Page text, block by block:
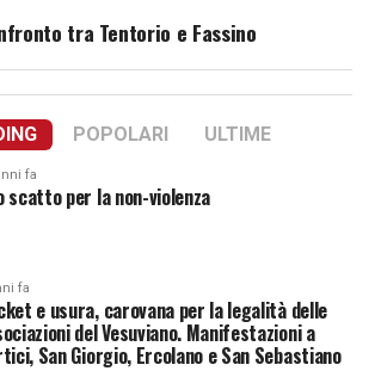
tra Tentorio e Fassino
POPOLARI ULTIME
fa
scatto per la non-violenza
fa
e usura, carovana per la legalità delle
del Vesuviano. Manifestazioni a
San Giorgio, Ercolano e San Sebastiano